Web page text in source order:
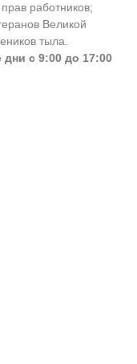
работников;
Великой
тыла.
с 9:00 до 17:00